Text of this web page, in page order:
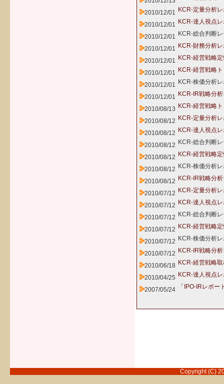
2010/12/01 KCR-定量分析
2010/12/01 KCR-達人視点
2010/12/01 KCR-総合判断
2010/12/01 KCR-財務分析
2010/12/01 KCR-経営戦略
2010/12/01 KCR-経営戦略
2010/12/01 KCR-株価分析
2010/12/01 KCR-IR戦略分
2010/08/13 KCR-経営戦略
2010/08/12 KCR-定量分析
2010/08/12 KCR-達人視点
2010/08/12 KCR-総合判断
2010/08/12 KCR-経営戦略
2010/08/12 KCR-株価分析
2010/08/12 KCR-IR戦略分
2010/07/12 KCR-定量分析
2010/07/12 KCR-達人視点
2010/07/12 KCR-総合判断
2010/07/12 KCR-経営戦略
2010/07/12 KCR-株価分析
2010/07/12 KCR-IR戦略分
2010/06/18 KCR-経営戦略
2010/04/25 KCR-達人視点
2007/05/24 「IPO-IRレポー
Copyright (C)